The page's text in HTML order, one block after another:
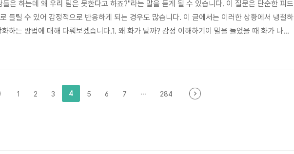
은 하는데 왜 우리 팀은 못한다고 하죠?"라는 말을 듣게 될 수 있습니다. 이 질문은 단순한 피드
들릴 수 있어 감정적으로 반응하게 되는 경우도 많습니다. 이 글에서는 이러한 상황에서 냉철하
하는 방법에 대해 다뤄보겠습니다.1. 왜 화가 날까? 감정 이해하기이 말을 들었을 때 화가 나는
오는 불쾌감: 다른 팀과 비교되면서 성과가 낮게 평가된 듯한 느낌이 들 수 있습니다.노력의
1 2 3 4 5 6 7 ··· 284